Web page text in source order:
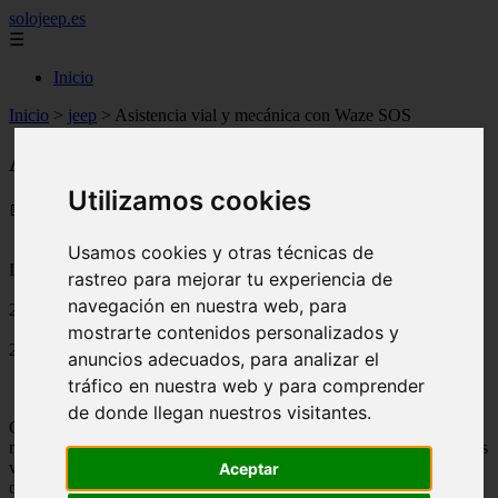
Utilizamos cookies
Usamos cookies y otras técnicas de
rastreo para mejorar tu experiencia de
navegación en nuestra web, para
mostrarte contenidos personalizados y
anuncios adecuados, para analizar el
tráfico en nuestra web y para comprender
de donde llegan nuestros visitantes.
Aceptar
solojeep.es
☰
Inicio
Inicio > jeep > Asistencia vial y mecánica con Waze SOS
Asistencia vial y mecánica con Waze SOS
📅 06/07/2025
Información General Seguros
2017-11-16
2277
Cuando ocurren accidentes en la vía o averías mecánicas, nada
mejor que estar tranquilo sabiendo que se cuentan con las asistencias
viales que ofrecen nuestras compañías de seguros, pero si surgen
otras alternativas provenientes de profesionales de renombre como